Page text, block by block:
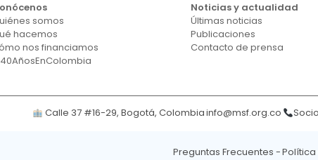
somos
hacemos
nos financiamos
Noticias y actualidad
Últimas noticias
Publicaciones
Contacto de prensa
Calle 37 #16-29, Bogotá, Colombiainfo@msf.org.co
Preguntas Frecuentes